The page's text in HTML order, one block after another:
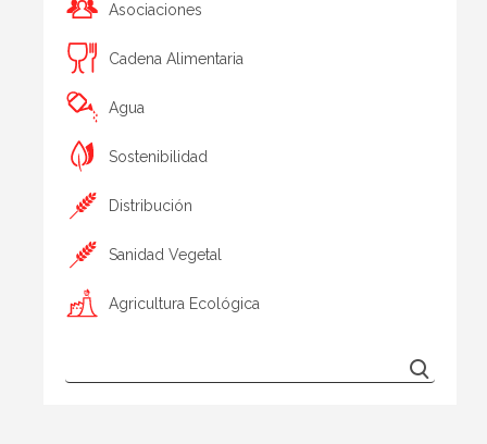
Asociaciones
Cadena Alimentaria
Agua
Sostenibilidad
Distribución
Sanidad Vegetal
Agricultura Ecológica